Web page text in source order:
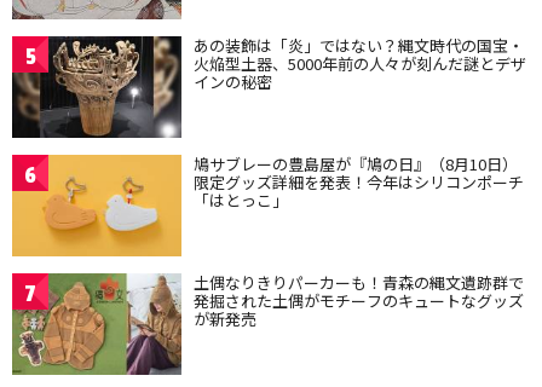
5 あの装飾は「炎」ではない？縄文時代の国宝・
火焔型土器、5000年前の人々が刻んだ謎とデザ
インの秘密
6 鳩サブレーの豊島屋が『鳩の日』（8月10日）
限定グッズ詳細を発表！今年はシリコンポーチ
「はとっこ」
7 土偶なりきりパーカーも！青森の縄文遺跡群で
発掘された土偶がモチーフのキュートなグッズ
が新発売